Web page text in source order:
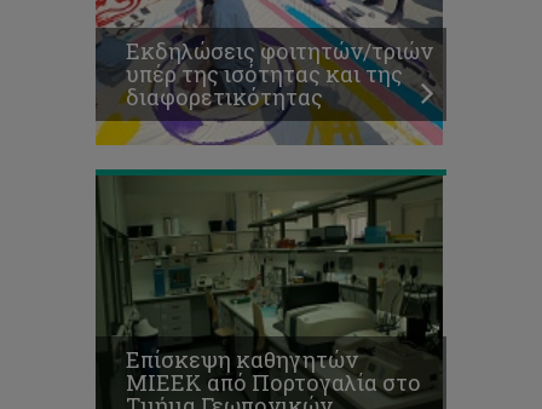
Εκδηλώσεις φοιτητών/τριών
υπέρ της ισότητας και της
διαφορετικότητας
Επιστημών,
Βιοτεχνολογίας
και
Επιστήμης
Τροφίμων
ΤΕΠΑΚ
Επίσκεψη καθηγητών
ΜΙΕΕΚ από Πορτογαλία στο